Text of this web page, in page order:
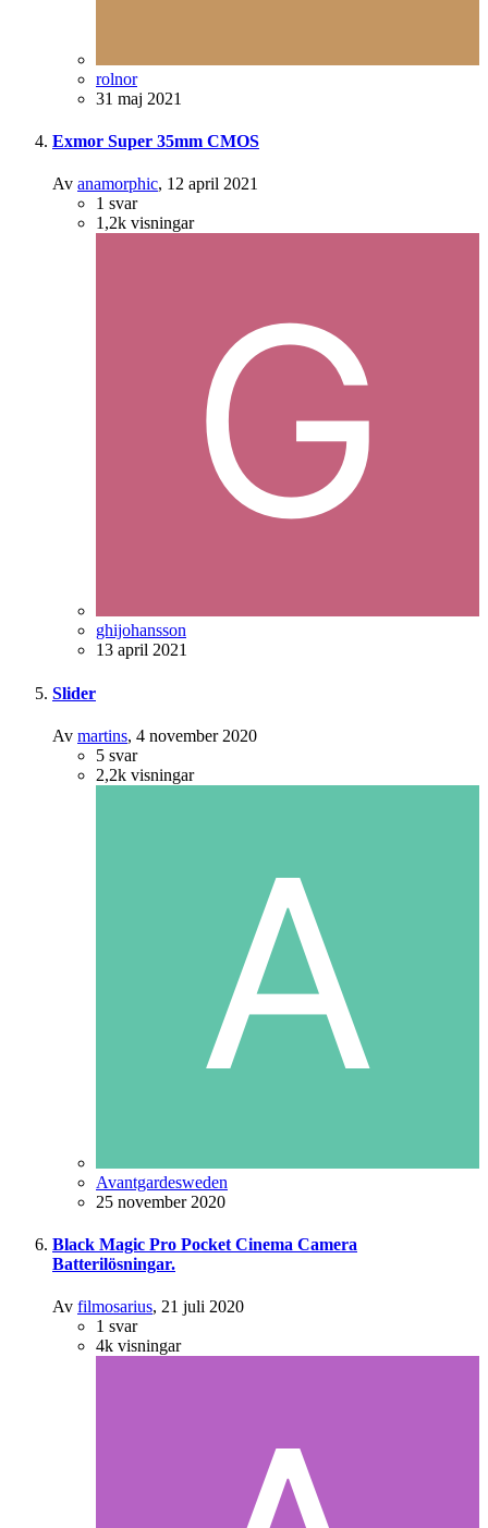
rolnor
31 maj 2021
Exmor Super 35mm CMOS
Av anamorphic, 12 april 2021
1 svar
1,2k visningar
ghijohansson
13 april 2021
Slider
Av martins, 4 november 2020
5 svar
2,2k visningar
Avantgardesweden
25 november 2020
Black Magic Pro Pocket Cinema Camera
Batterilösningar.
Av filmosarius, 21 juli 2020
1 svar
4k visningar